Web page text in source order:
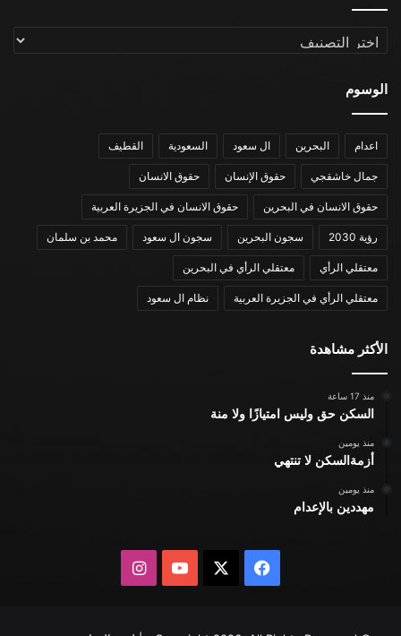
التصنيفات
الوسوم
اعدام البحرين ال سعود السعودية القطيف
جمال خاشقجي حقوق الإنسان حقوق الانسان
حقوق الانسان في البحرين حقوق الانسان في الجزيرة العربية
رؤية 2030 سجون البحرين سجون ال سعود محمد بن سلمان
معتقلي الرأي معتقلي الرأي في البحرين
معتقلي الرأي في الجزيرة العربية نظام ال سعود
الأكثر مشاهدة
منذ 17 ساعة
السكن حق وليس امتيازًا ولا منة
منذ يومين
أزمةالسكن لا تنتهي
منذ يومين
مهددين بالإعدام
فيسبوك يوتيوبانستقرام